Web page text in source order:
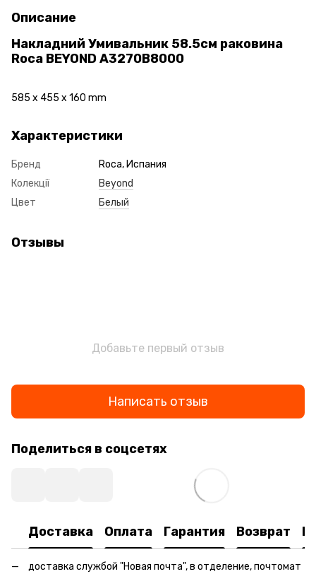
Описание
Накладний Умивальник 58.5см раковина
Roca BEYOND A3270B8000
585 x 455 x 160 mm
Характеристики
Бренд
Roca, Испания
Колекції
Beyond
Цвет
Белый
Отзывы
Добавьте первый отзыв
Написать отзыв
Поделиться в соцсетях
Доставка Оплата Гарантия Возврат
доставка службой "Новая почта", в отделение, почтомат